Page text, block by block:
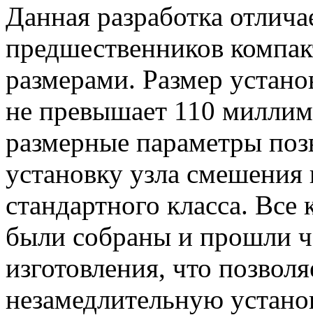
Данная разработка
предшественников
размерами. Размер
не превышает 110
размерные параметры
установку узла
стандартного класса.
были собраны и прошли
изготовления, что
незамедлительную